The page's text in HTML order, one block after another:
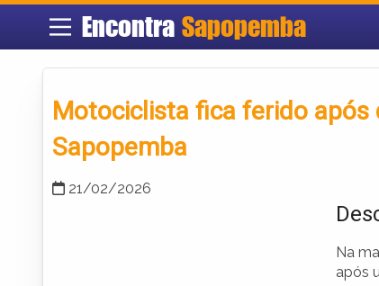
Encontra Sapopemba
Motociclista fica ferido após
Sapopemba
21/02/2026
Na
após